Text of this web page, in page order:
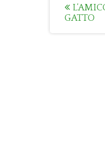
Post
GATTO